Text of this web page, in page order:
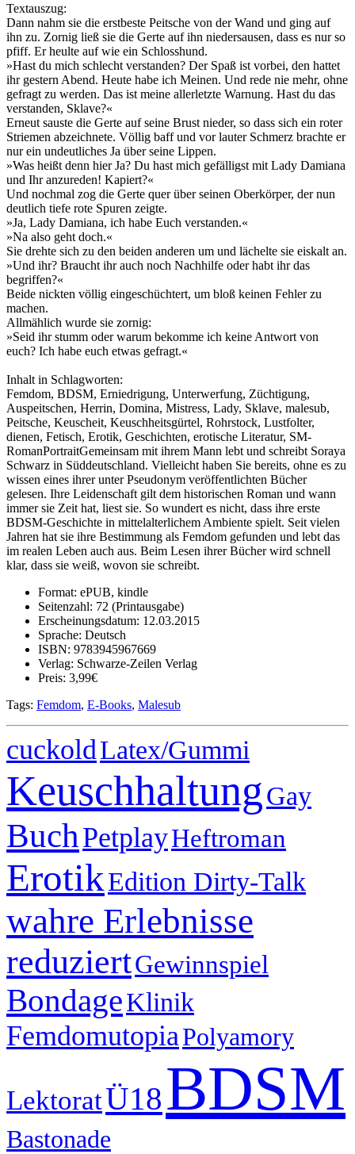
Textauszug:
Dann nahm sie die erstbeste Peitsche von der Wand und ging auf
ihn zu. Zornig ließ sie die Gerte auf ihn niedersausen, dass es nur so
pfiff. Er heulte auf wie ein Schlosshund.
»Hast du mich schlecht verstanden? Der Spaß ist vorbei, den hattet
ihr gestern Abend. Heute habe ich Meinen. Und rede nie mehr, ohne
gefragt zu werden. Das ist meine allerletzte Warnung. Hast du das
verstanden, Sklave?«
Erneut sauste die Gerte auf seine Brust nieder, so dass sich ein roter
Striemen abzeichnete. Völlig baff und vor lauter Schmerz brachte er
nur ein undeutliches Ja über seine Lippen.
»Was heißt denn hier Ja? Du hast mich gefälligst mit Lady Damiana
und Ihr anzureden! Kapiert?«
Und nochmal zog die Gerte quer über seinen Oberkörper, der nun
deutlich tiefe rote Spuren zeigte.
»Ja, Lady Damiana, ich habe Euch verstanden.«
»Na also geht doch.«
Sie drehte sich zu den beiden anderen um und lächelte sie eiskalt an.
»Und ihr? Braucht ihr auch noch Nachhilfe oder habt ihr das
begriffen?«
Beide nickten völlig eingeschüchtert, um bloß keinen Fehler zu
machen.
Allmählich wurde sie zornig:
»Seid ihr stumm oder warum bekomme ich keine Antwort von
euch? Ich habe euch etwas gefragt.«
Inhalt in Schlagworten:
Femdom, BDSM, Erniedrigung, Unterwerfung, Züchtigung,
Auspeitschen, Herrin, Domina, Mistress, Lady, Sklave, malesub,
Peitsche, Keuscheit, Keuschheitsgürtel, Rohrstock, Lustfolter,
dienen, Fetisch, Erotik, Geschichten, erotische Literatur, SM-
RomanPortraitGemeinsam mit ihrem Mann lebt und schreibt Soraya
Schwarz in Süddeutschland. Vielleicht haben Sie bereits, ohne es zu
wissen eines ihrer unter Pseudonym veröffentlichten Bücher
gelesen. Ihre Leidenschaft gilt dem historischen Roman und wann
immer sie Zeit hat, liest sie. So wundert es nicht, dass ihre erste
BDSM-Geschichte in mittelalterlichem Ambiente spielt. Seit vielen
Jahren hat sie ihre Bestimmung als Femdom gefunden und lebt das
im realen Leben auch aus. Beim Lesen ihrer Bücher wird schnell
klar, dass sie weiß, wovon sie schreibt.
Format: ePUB, kindle
Seitenzahl: 72 (Printausgabe)
Erscheinungsdatum: 12.03.2015
Sprache: Deutsch
ISBN: 9783945967669
Verlag: Schwarze-Zeilen Verlag
Preis: 3,99€
Tags: Femdom, E-Books, Malesub
cuckoldLatex/Gummi
KeuschhaltungGay
BuchPetplayHeftroman
ErotikEdition Dirty-Talk
wahre Erlebnisse
reduziertGewinnspiel
BondageKlinik
FemdomutopiaPolyamory
LektoratÜ18BDSM
Bastonade